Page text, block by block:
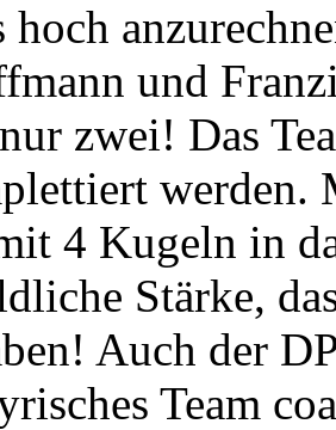
hoch
und
zwei! Das
werden.
4 Kugeln in
Stärke,
Auch der
Team